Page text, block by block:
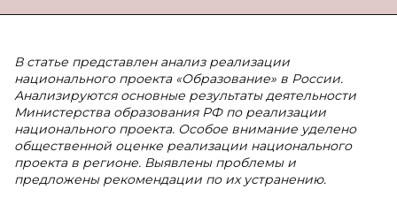
В статье представлен анализ реализации
национального проекта «Образование» в России.
Анализируются основные результаты деятельности
Министерства образования РФ по реализации
национального проекта. Особое внимание уделено
общественной оценке реализации национального
проекта в регионе. Выявлены проблемы и
предложены рекомендации по их устранению.